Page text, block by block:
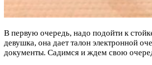
В первую очередь, надо подойти к
девушка, она дает талон электронной
документы. Садимся и ждем свою